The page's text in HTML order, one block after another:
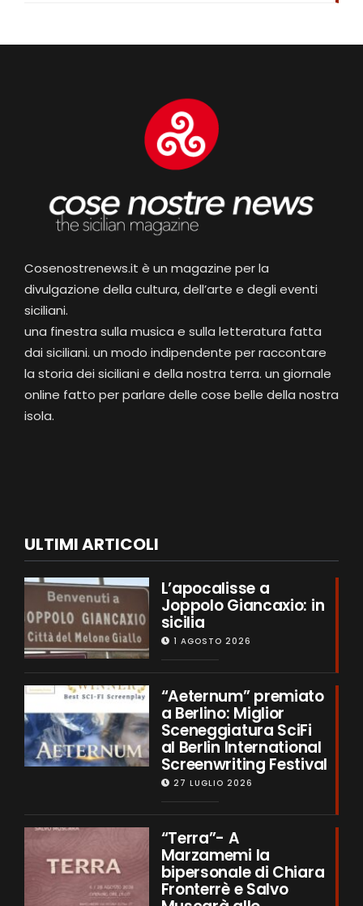
Cosenostrenews.it è un magazine per la
divulgazione della cultura, dell’arte e degli eventi
siciliani.
una finestra sulla musica e sulla letteratura fatta
dai siciliani. un modo indipendente per raccontare
la storia dei siciliani e della nostra terra. un giornale
online fatto per parlare delle cose belle della nostra
isola.
ULTIMI ARTICOLI
L’apocalisse a
Joppolo Giancaxio: in
sicilia
1 AGOSTO 2026
“Aeternum” premiato
a Berlino: Miglior
Sceneggiatura SciFi
al Berlin International
Screenwriting Festival
27 LUGLIO 2026
“Terra”- A
Marzamemi la
bipersonale di Chiara
Fronterrè e Salvo